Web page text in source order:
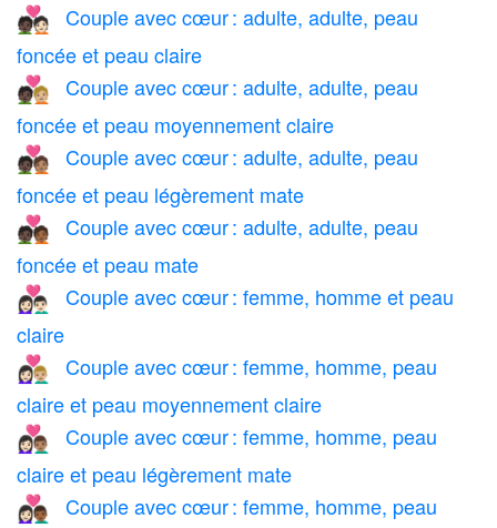
🧑🏿‍❤️‍🧑🏻 Couple avec cœur : adulte, adulte, peau
foncée et peau claire
🧑🏿‍❤️‍🧑🏼 Couple avec cœur : adulte, adulte, peau
foncée et peau moyennement claire
🧑🏿‍❤️‍🧑🏽 Couple avec cœur : adulte, adulte, peau
foncée et peau légèrement mate
🧑🏿‍❤️‍🧑🏾 Couple avec cœur : adulte, adulte, peau
foncée et peau mate
👩🏻‍❤️‍👨🏻
Couple avec cœur : femme, homme et peau
claire
👩🏻‍❤️‍👨🏼
Couple avec cœur : femme, homme, peau
claire et peau moyennement claire
👩🏻‍❤️‍👨🏽
Couple avec cœur : femme, homme, peau
claire et peau légèrement mate
👩🏻‍❤️‍👨🏾
Couple avec cœur : femme, homme, peau